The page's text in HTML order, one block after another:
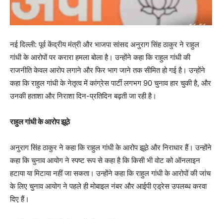
नई दिल्ली: पूर्व केंद्रीय मंत्री और भाजपा सांसद अनुराग सिंह ठाकुर ने राहुल
गांधी के आरोपों पर करारा हमला बोला है। उन्होंने कहा कि राहुल गांधी की
राजनीति केवल आरोप लगाने और फिर भाग जाने तक सीमित हो गई है। उन्होंने
कहा कि राहुल गांधी के नेतृत्व में कांग्रेस पार्टी लगभग 90 चुनाव हार चुकी है, और
उनकी हताशा और निराशा दिन-प्रतिदिन बढ़ती जा रही है।
राहुल गांधी के आरोप झूठे
अनुराग सिंह ठाकुर ने कहा कि राहुल गांधी के आरोप झूठे और निराधार हैं। उन्होंने
कहा कि चुनाव आयोग ने स्पष्ट रूप से कहा है कि किसी भी वोट को ऑनलाइन
हटाया या मिटाया नहीं जा सकता। उन्होंने कहा कि राहुल गांधी के आरोपों की जांच
के लिए चुनाव आयोग ने पहले ही मोबाइल नंबर और आईपी एड्रेस उपलब्ध करवा
दिए हैं।